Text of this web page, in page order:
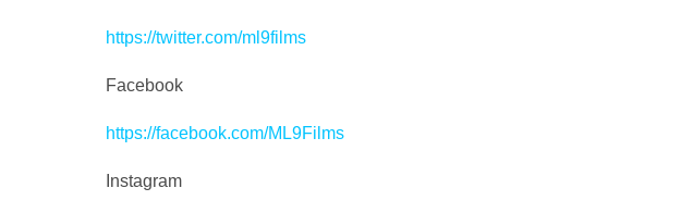
https://twitter.com/ml9films
Facebook
https://facebook.com/ML9Films
Instagram